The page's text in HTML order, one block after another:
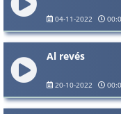
04-11-2022
Al revés
20-10-2022